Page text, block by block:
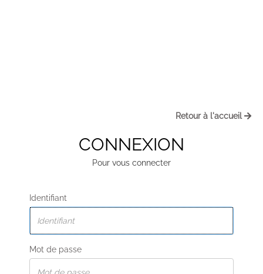
Retour à l'accueil
CONNEXION
Pour vous connecter
Identifiant
Mot de passe